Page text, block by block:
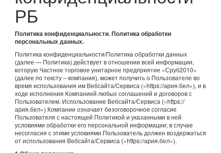
РБ
Политика конфиденциальности. Политика обработки
персональных данных.
Политика конфиденциальности/Политика обработки данных
(далее — Политика) действует в отношении всей информации,
которую Частное торговое унитарное предприятие «Сруб2010»
(далее по тексту – компания), может получить о Пользователе во
время использования им Вебсайта/Cервиса («https://ария.бел»), и в
ходе исполнения Компанией любых соглашений и договоров с
Пользователем. Использование Вебсайта/Сервиса («https://
ария.бел») Компании означает безоговорочное согласие
Пользователя с настоящей Политикой и указанными в ней
условиями обработки его персональной информации; в случае
несогласия с этими условиями Пользователь должен воздержаться
от использования Вебсайта/Сервиса («https://ария.бел»).